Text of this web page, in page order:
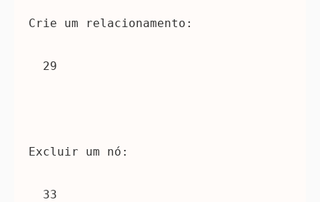
Crie um relacionamento:
29
Excluir um nó:
33